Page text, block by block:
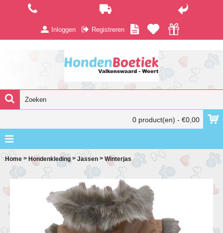
Inloggen Registreren
0 product(en) - €0,00
Home > Hondenkleding >Jassen > Winterjas